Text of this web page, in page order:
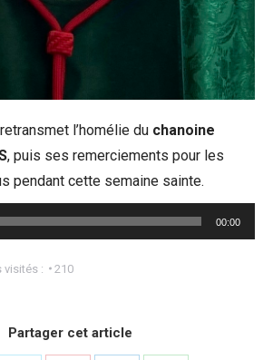
l’homélie du chanoine
, puis ses remerciements pour les
pendant cette semaine sainte.
00:00
visités : 210
Partager cet article